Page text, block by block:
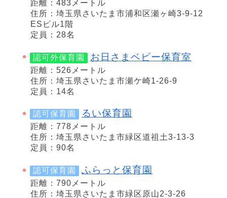
距離：483メートル
住所：埼玉県さいたま市浦和区瀬ヶ崎3-9-12
ESビル1階
定員：28名
認可外保育園 お日さまベビー保育室
距離：526メートル
住所：埼玉県さいたま市瀬ケ崎1-26-9
定員：14名
認可保育園 るい保育園
距離：778メートル
住所：埼玉県さいたま市緑区道祖土3-13-3
定員：90名
認可保育園 ふらっと保育園
距離：790メートル
住所：埼玉県さいたま市緑区原山2-3-26